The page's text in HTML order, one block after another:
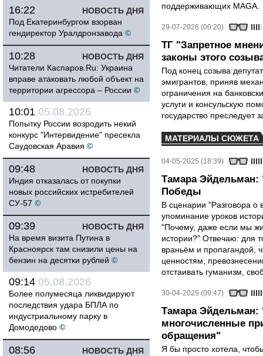
НОВОСТЬ ДНЯ
16:22
Под Екатеринбургом взорван
гендиректор Уралдронзавода ©
НОВОСТЬ ДНЯ
10:28
Читатели Каспаров.Ru: Украина
вправе атаковать любой объект на
территории агрессора – России ©
10:01 05.08.2026
Попытку России возродить некий
конкурс "Интервидение" пресекла
Саудовская Аравия ©
НОВОСТЬ ДНЯ
09:48
Индия отказалась от покупки
новых российских истребителей
СУ-57 ©
НОВОСТЬ ДНЯ
09:39
На время визита Путина в
Красноярск там снизили цены на
бензин на десятки рублей ©
09:14 05.08.2026
Более полумесяца ликвидируют
последствия удара БПЛА по
индустриальному парку в
Домодедово ©
НОВОСТЬ ДНЯ
08:56
поддерживающих MAGA.
29-07-2026 (00:20)
ТГ "Запретное
законы этого
Под конец созыва
эмигрантов, приняв
ограничения на
услуги и консульскую
государство преследует
МАТЕРИАЛЫ СЮЖЕТА
04-05-2025 (18:39)
Тамара Эйдельман:
Победы
В сценарии "Разговора о
упоминание уроков
"Почему, даже если мы
истории?" Отвечаю: для
враньём и пропагандой,
ценностям,
отстаивать гуманизм,
30-04-2025 (09:47)
Тамара
многочисленные
обращения"
Я бы просто хотела,